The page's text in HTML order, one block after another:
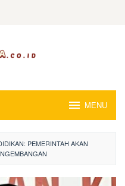
MENU
PEMERINTAH AKAN